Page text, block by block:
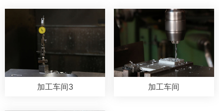
加工车间3 加工车间